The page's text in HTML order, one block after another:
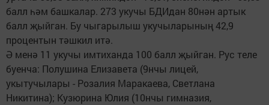
балл һәм башкалар. 273 укучы БДИдан 80нән артык
балл җыйган. Бу чыгарылыш укучыларының 42,9
процентын тәшкил итә.
Ә менә 11 укучы имтиханда 100 балл җыйган. Рус теле
буенча: Полушина Елизавета (9нчы лицей,
укытучылары - Розалия Маракаева, Светлана
Никитина); Кузюрина Юлия (10нчы гимназия,